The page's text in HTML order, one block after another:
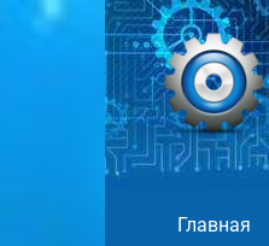
Перейти
Главная